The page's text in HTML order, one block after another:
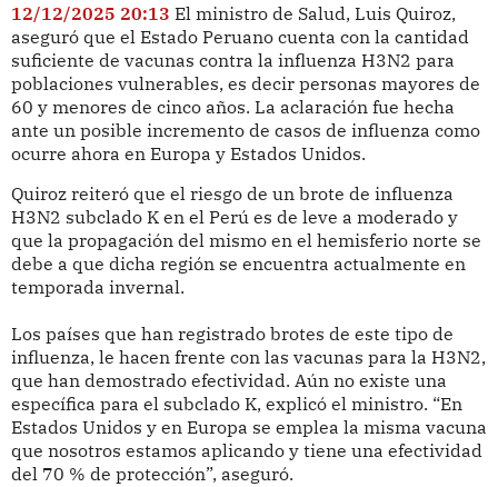
12/12/2025 20:13 El ministro de Salud, Luis Quiroz,
aseguró que el Estado Peruano cuenta con la cantidad
suficiente de vacunas contra la influenza H3N2 para
poblaciones vulnerables, es decir personas mayores de
60 y menores de cinco años. La aclaración fue hecha
ante un posible incremento de casos de influenza como
ocurre ahora en Europa y Estados Unidos.
Quiroz reiteró que el riesgo de un brote de influenza
H3N2 subclado K en el Perú es de leve a moderado y
que la propagación del mismo en el hemisferio norte se
debe a que dicha región se encuentra actualmente en
temporada invernal.
Los países que han registrado brotes de este tipo de
influenza, le hacen frente con las vacunas para la H3N2,
que han demostrado efectividad. Aún no existe una
específica para el subclado K, explicó el ministro. “En
Estados Unidos y en Europa se emplea la misma vacuna
que nosotros estamos aplicando y tiene una efectividad
del 70 % de protección”, aseguró.